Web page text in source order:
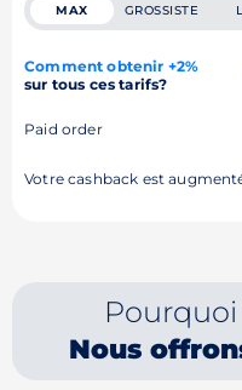
MAX GROSSISTE
Comment obtenir +2%
sur tous ces tarifs?
Paid order
Votre cashback est
Nous